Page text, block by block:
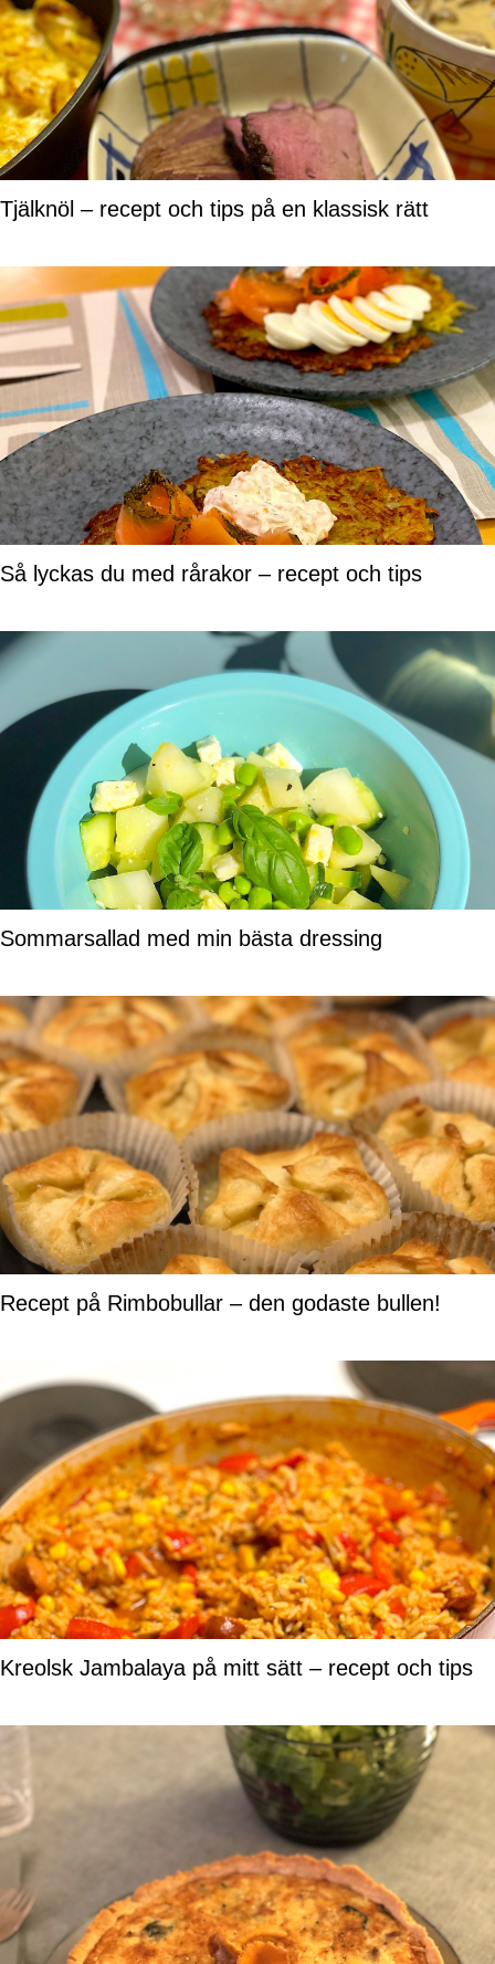
Tjälknöl – recept och tips på en klassisk rätt
Så lyckas du med rårakor – recept och tips
Sommarsallad med min bästa dressing
Recept på Rimbobullar – den godaste bullen!
Kreolsk Jambalaya på mitt sätt – recept och tips